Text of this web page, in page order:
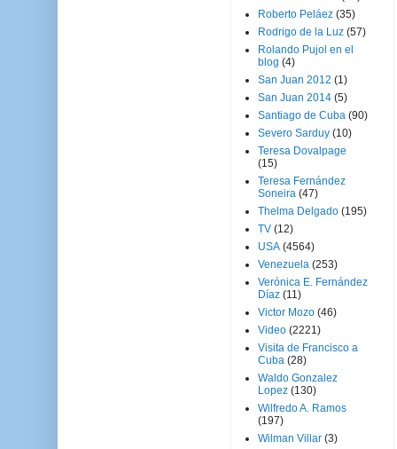
Roberto Peláez (35)
Rodrigo de la Luz (57)
Rolando Pujol en el
blog (4)
San Juan 2012 (1)
San Juan 2014 (5)
Santiago de Cuba (90)
Severo Sarduy (10)
Teresa Dovalpage
(15)
Teresa Fernández
Soneira (47)
Thelma Delgado (195)
TV (12)
USA (4564)
Venezuela (253)
Verónica E. Fernández
Díaz (11)
Victor Mozo (46)
Video (2221)
Visita de Francisco a
Cuba (28)
Waldo Gonzalez
Lopez (130)
Wilfredo A. Ramos
(197)
Wilman Villar (3)